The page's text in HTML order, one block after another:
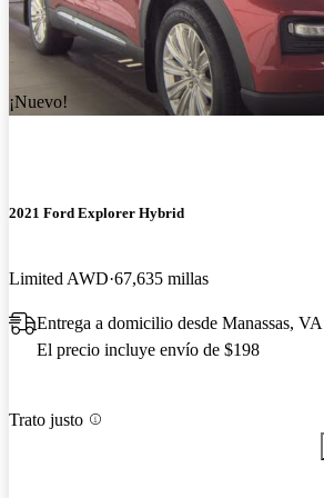
¡Nuevo!
2021 Ford Explorer Hybrid
Limited AWD 67,635 millas
Entrega a domicilio desde Manassas, VA
El precio incluye envío de $198
Trato justo